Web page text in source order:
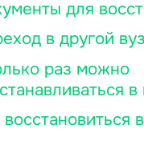
для
в другой вуз
раз можно
в